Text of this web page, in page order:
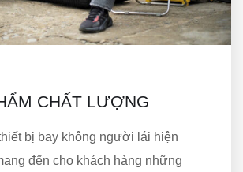
giới thiệu dự án The Golden Palm
CHẤT LƯỢNG
bị bay không người lái hiện
đến cho khách hàng những